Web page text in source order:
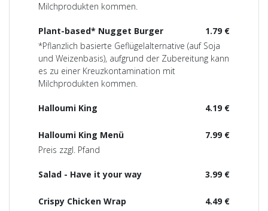
Milchprodukten kommen.
1.79 €
Plant-based* Nugget Burger
*Pflanzlich basierte Geflügelalternative (auf Soja
und Weizenbasis), aufgrund der Zubereitung kann
es zu einer Kreuzkontamination mit
Milchprodukten kommen.
4.19 €
Halloumi King
7.99 €
Halloumi King Menü
Preis zzgl. Pfand
3.99 €
Salad - Have it your way
4.49 €
Crispy Chicken Wrap